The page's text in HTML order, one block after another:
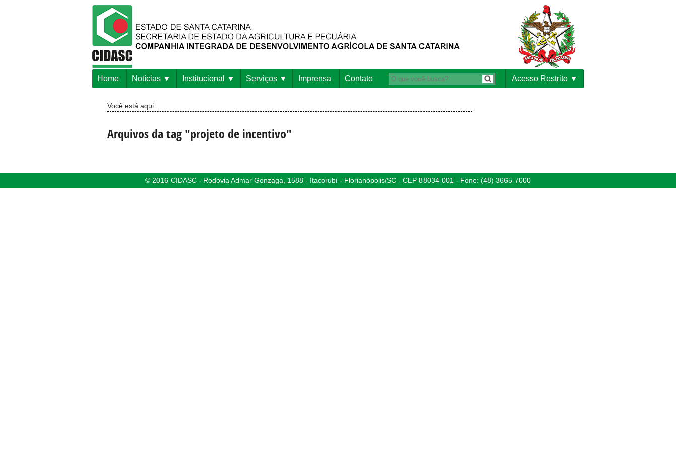
Home Notícias Institucional Serviços Imprensa Contato Acesso Restrito
Você está aqui:
Arquivos da tag "projeto de incentivo"
© 2016 CIDASC - Rodovia Admar Gonzaga, 1588 - Itacorubi - Florianópolis/SC - CEP 88034-001 - Fone: (48) 3665-7000